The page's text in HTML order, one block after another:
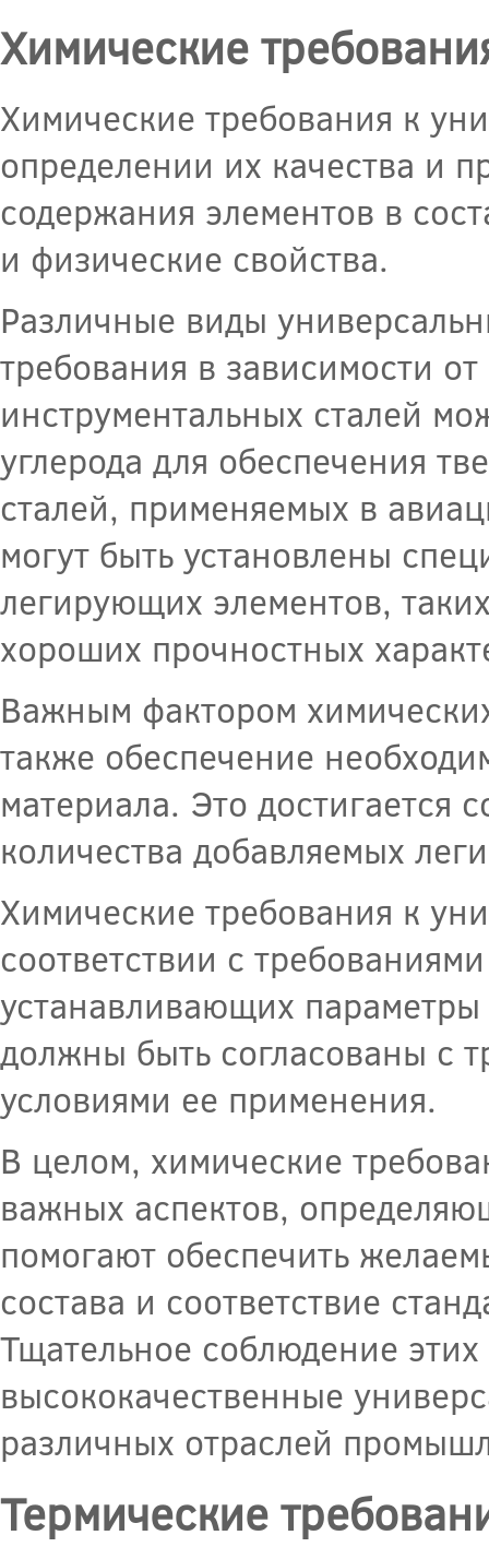
Химические
Химические требования к
определении их качества и
содержания элементов в
и физические свойства.
Различные виды
требования в зависимости
инструментальных сталей
углерода для обеспечения
сталей, применяемых в
могут быть установлены
легирующих элементов,
хороших прочностных
Важным фактором
также обеспечение
материала. Это достигается
количества добавляемых
Химические требования к
соответствии с
устанавливающих
должны быть согласованы с
условиями ее применения.
В целом, химические
важных аспектов,
помогают обеспечить
состава и соответствие
Тщательное соблюдение
высококачественные
различных отраслей
Термические